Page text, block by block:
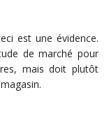
est une évidence.
de marché pour
mais doit plutôt